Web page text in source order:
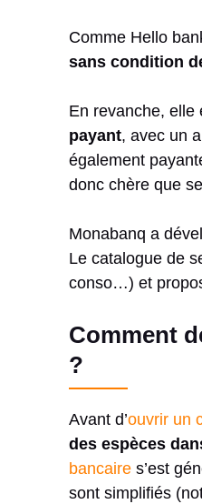
Comme Hello
sans condition
En revanche, elle
payant, avec un
également
donc chère que
Monabanq a
Le catalogue de
conso…) et
Comment
?
Avant d’ouvrir un
des espèces
bancaire s’est
sont simplifiés